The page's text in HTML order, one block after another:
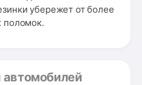
убережет от более
поломок.